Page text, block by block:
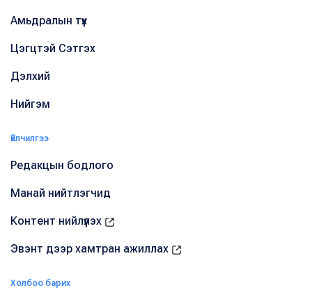
Амьдралын түүх
Цэгцтэй Сэтгэх
Дэлхий
Нийгэм
Үйлчилгээ
Редакцын бодлого
Манай нийтлэгчид
Контент нийлүүлэх
Эвэнт дээр хамтран ажиллах
Холбоо барих